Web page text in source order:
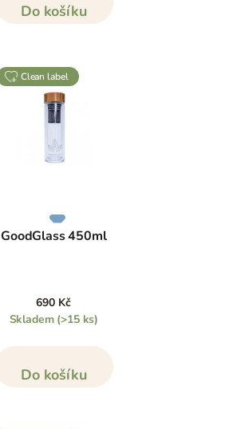
Do košíku
clean label
GoodGlass 450ml
690 Kč
Skladem (>15 ks)
Do košíku